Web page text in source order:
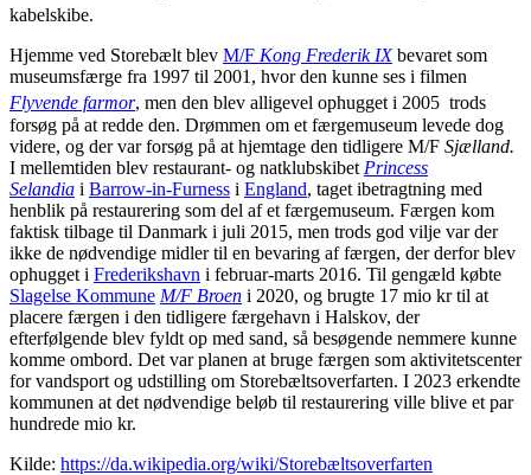
kabelskibe.
Hjemme ved Storebælt blev M/F Kong Frederik IXbevaret som
museumsfærge fra 1997 til 2001, hvor den kunne ses i filmen
Flyvende farmor, men den blev alligevel ophugget i 2005 trods
forsøg på at redde den. Drømmen om et færgemuseum levede dog
videre, og der var forsøg på at hjemtage den tidligere M/F Sjælland.
I mellemtiden blev restaurant- og natklubskibet Princess
Selandia i Barrow-in-Furness i England, taget ibetragtning med
henblik på restaurering som del af et færgemuseum. Færgen kom
faktisk tilbage til Danmark i juli 2015, men trods god vilje var der
ikke de nødvendige midler til en bevaring af færgen, der derfor blev
ophugget i Frederikshavn i februar-marts 2016. Til gengæld købte
Slagelse Kommune M/F Broen i 2020, og brugte 17 mio kr til at
placere færgen i den tidligere færgehavn i Halskov, der
efterfølgende blev fyldt op med sand, så besøgende nemmere kunne
komme ombord. Det var planen at bruge færgen som aktivitetscenter
for vandsport og udstilling om Storebæltsoverfarten. I 2023 erkendte
kommunen at det nødvendige beløb til restaurering ville blive et par
hundrede mio kr.
Kilde: https://da.wikipedia.org/wiki/Storebæltsoverfarten